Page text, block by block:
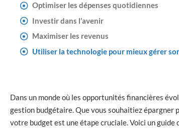
Optimiser les dépenses quotidiennes
Investir dans l’avenir
Maximiser les revenus
Utiliser la technologie pour mieux gérer
Dans un monde où les opportunités financières
gestion budgétaire. Que vous souhaitiez
votre budget est une étape cruciale. Voici un